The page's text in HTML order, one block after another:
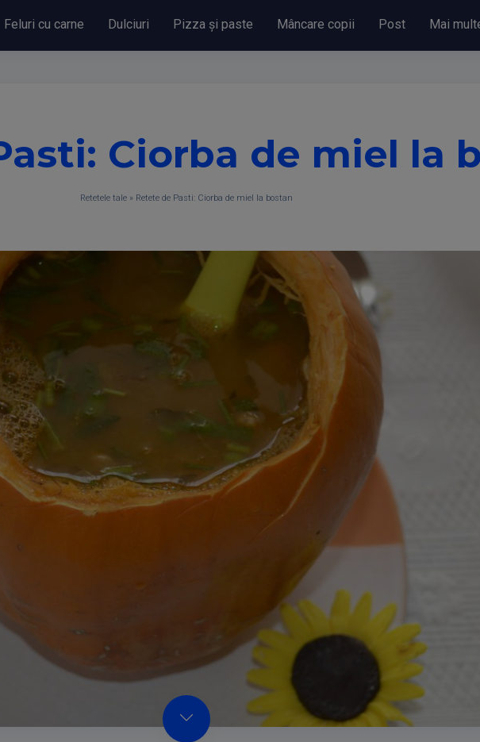
Feluri cu carne Dulciuri Pizza și paste Mâncare copii Post Mai
Ciorba de miel la
Retetele tale » Retete de Pasti: Ciorba de miel la bostan